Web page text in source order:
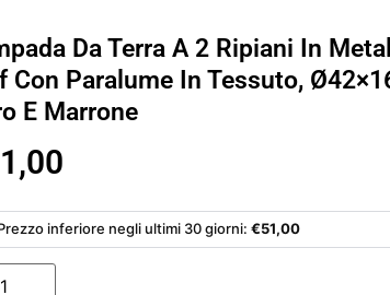
Da Terra A 2 Ripiani In
Con Paralume In Tessuto,
E Marrone
inferiore negli ultimi 30 giorni: €51,00